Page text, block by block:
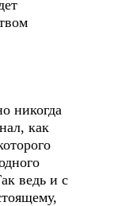
никогда
как
ведь и с